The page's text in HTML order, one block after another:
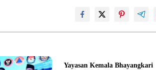
Yayasan Kemala Bhayangkari